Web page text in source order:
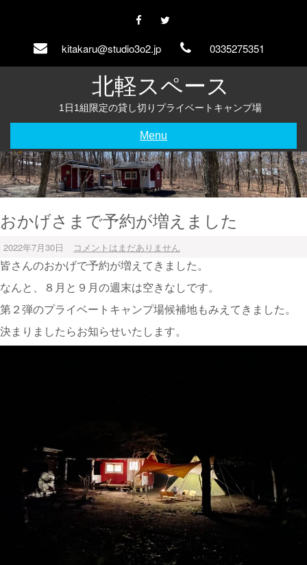
kitakaru@studio3o2.jp 0335275351
北軽スペース
1日1組限定の貸し切りプライベートキャンプ場
Menu
おかげさまで予約が増えました
2022年7月30日 コメントはまだありません
皆さんのおかげで予約が増えてきました。
なんと、８月と９月の週末は空きなしです。
第２弾のプライベートキャンプ場候補地もみえてきました。
決まりましたらお知らせいたします。